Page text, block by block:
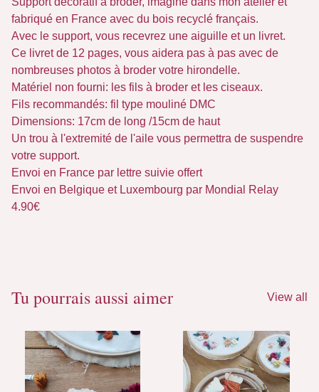
fabriqué en France avec du bois recyclé français.
Avec le support, vous recevrez une aiguille et un livret.
Ce livret de 12 pages, vous aidera pas à pas avec de
nombreuses photos à broder votre hirondelle.
Matériel non fourni: les fils à broder et les ciseaux.
Fils recommandés: fil type mouliné DMC
Dimensions: 17cm de long /15cm de haut
Un trou à l'extremité de l'aile vous permettra de suspendre
votre support.
Envoi en France par lettre suivie offert
Envoi en Belgique et Luxembourg par Mondial Relay
4.90€
Tu pourrais aussi aimer View all